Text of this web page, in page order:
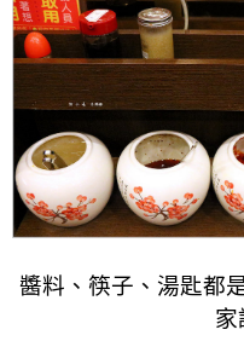
醬料、筷子、湯匙都
家